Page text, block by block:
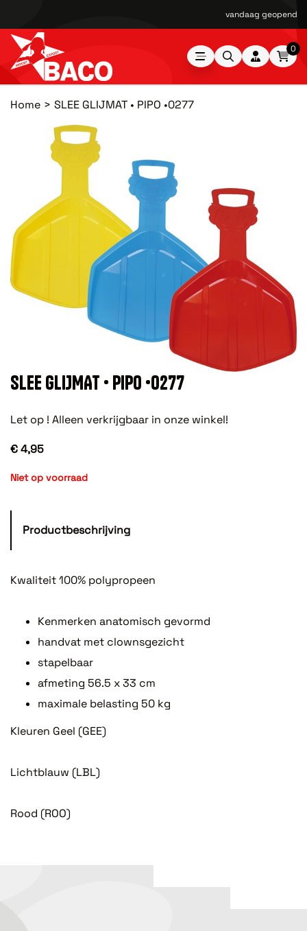
vandaag geopend
0
Home SLEE GLIJMAT • PIPO •0277
SLEE GLIJMAT • PIPO •0277
Let op ! Alleen verkrijgbaar in onze winkel!
€ 4,95
Niet op voorraad
Productbeschrijving
Kwaliteit 100% polypropeen
Kenmerken anatomisch gevormd
handvat met clownsgezicht
stapelbaar
afmeting 56.5 x 33 cm
maximale belasting 50 kg
Kleuren Geel (GEE)
Lichtblauw (LBL)
Rood (ROO)